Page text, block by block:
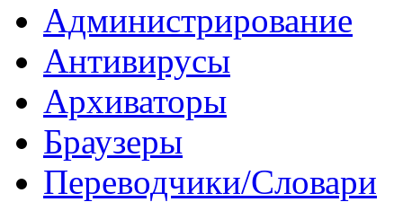
Администрирование
Антивирусы
Архиваторы
Браузеры
Переводчики/Словари